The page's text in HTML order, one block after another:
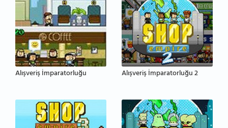
Alışveriş İmparatorluğu Alışveriş İmparatorluğu 2